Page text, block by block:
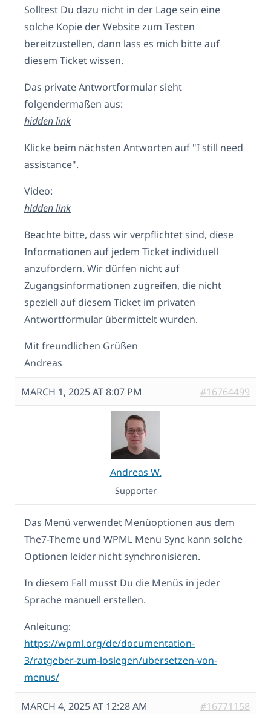
Solltest Du dazu nicht in der Lage sein eine
solche Kopie der Website zum Testen
bereitzustellen, dann lass es mich bitte auf
diesem Ticket wissen.
Das private Antwortformular sieht
folgendermaßen aus:
hidden link
Klicke beim nächsten Antworten auf "I still need
assistance".
Video:
hidden link
Beachte bitte, dass wir verpflichtet sind, diese
Informationen auf jedem Ticket individuell
anzufordern. Wir dürfen nicht auf
Zugangsinformationen zugreifen, die nicht
speziell auf diesem Ticket im privaten
Antwortformular übermittelt wurden.
Mit freundlichen Grüßen
Andreas
MARCH 1, 2025 AT 8:07 PM #16764499
Andreas W.
Supporter
Das Menü verwendet Menüoptionen aus dem
The7-Theme und WPML Menu Sync kann solche
Optionen leider nicht synchronisieren.
In diesem Fall musst Du die Menüs in jeder
Sprache manuell erstellen.
Anleitung:
https://wpml.org/de/documentation-
3/ratgeber-zum-loslegen/ubersetzen-von-
menus/
MARCH 4, 2025 AT 12:28 AM #16771158